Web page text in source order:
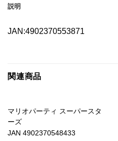
説明
JAN:4902370553871
関連商品
マリオパーティ スーパースタ
ーズ
JAN 4902370548433